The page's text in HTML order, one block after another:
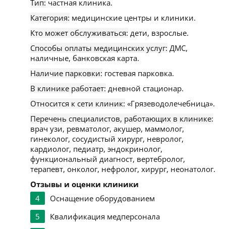
Тип: частная клиника.
Категория: медицинские центры и клиники.
Кто может обслуживаться: дети, взрослые.
Способы оплаты медицинских услуг: ДМС,
наличные, банковская карта.
Наличие парковки: гостевая парковка.
В клинике работает: дневной стационар.
Относится к сети клиник: «Грязеводолечебница».
Перечень специалистов, работающих в клинике:
врач узи, ревматолог, акушер, маммолог,
гинеколог, сосудистый хирург, невролог,
кардиолог, педиатр, эндокринолог,
функциональный диагност, вертебролог,
терапевт, онколог, нефролог, хирург, неонатолог.
Отзывы и оценки клиники
4
Оснащение оборудованием
5
Квалификация медперсонала